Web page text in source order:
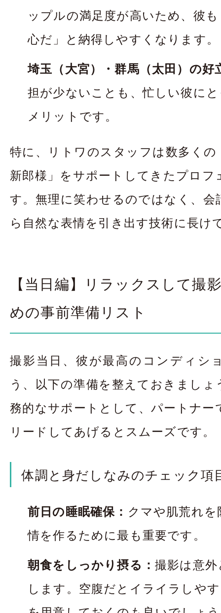
ップルの満足度が高いため、彼
心だ」と納得しやすくなります。
埼玉（大宮）・群馬（太田）の好
担が少ないことも、忙しい彼に
メリットです。
特に、リトワのスタッフは数多くの
新郎様」をサポートしてきたプロフ
す。無理に笑わせるのではなく、会
ら自然な表情を引き出す技術に長け
【当日編】リラックスして撮
めの事前準備リスト
撮影当日、彼が最高のコンディシ
う、以下の準備を整えておきまし
務的なサポートとして、パートナー
リードしてあげるとスムーズです。
体調と身だしなみのチェック項
前日の睡眠確保： クマや肌荒れ
情を作るために最も重要です。
朝食をしっかり摂る： 撮影は意
します。空腹だとイライラしや